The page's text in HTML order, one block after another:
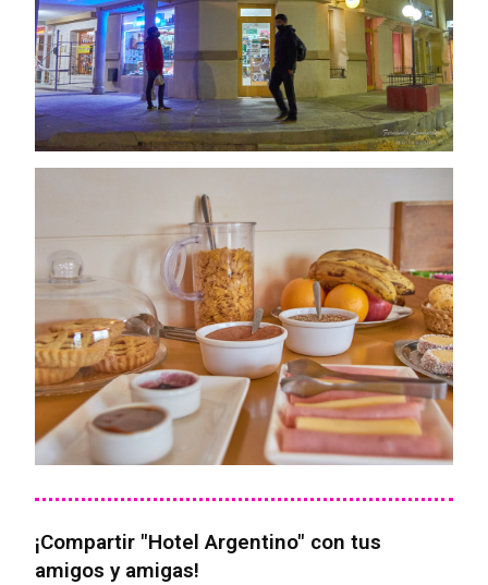
¡Compartir "Hotel Argentino" con tus
amigos y amigas!